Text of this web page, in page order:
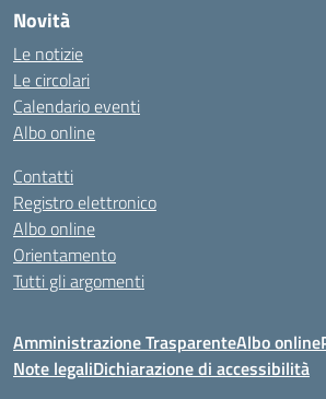
Novità
Le notizie
Le circolari
Calendario eventi
Albo online
Contatti
Registro elettronico
Albo online
Orientamento
Tutti gli argomenti
Amministrazione TrasparenteAlbo online
Note legaliDichiarazione di accessibilità